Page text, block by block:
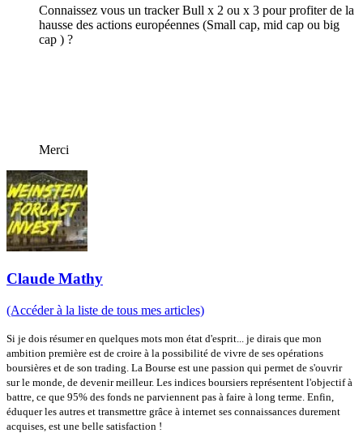
Connaissez vous un tracker Bull x 2 ou x 3 pour profiter de la
hausse des actions européennes (Small cap, mid cap ou big
cap ) ?
Merci
Claude Mathy
(Accéder à la liste de tous mes articles)
Si je dois résumer en quelques mots mon état d'esprit... je dirais que mon
ambition première est de croire à la possibilité de vivre de ses opérations
boursières et de son trading. La Bourse est une passion qui permet de s'ouvrir
sur le monde, de devenir meilleur. Les indices boursiers représentent l'objectif à
battre, ce que 95% des fonds ne parviennent pas à faire à long terme. Enfin,
éduquer les autres et transmettre grâce à internet ses connaissances durement
acquises, est une belle satisfaction !